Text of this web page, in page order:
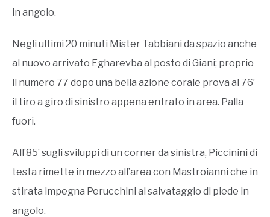
in angolo.
Negli ultimi 20 minuti Mister Tabbiani da spazio anche
al nuovo arrivato Egharevba al posto di Giani; proprio
il numero 77 dopo una bella azione corale prova al 76’
il tiro a giro di sinistro appena entrato in area. Palla
fuori.
All’85’ sugli sviluppi di un corner da sinistra, Piccinini di
testa rimette in mezzo all’area con Mastroianni che in
stirata impegna Perucchini al salvataggio di piede in
angolo.